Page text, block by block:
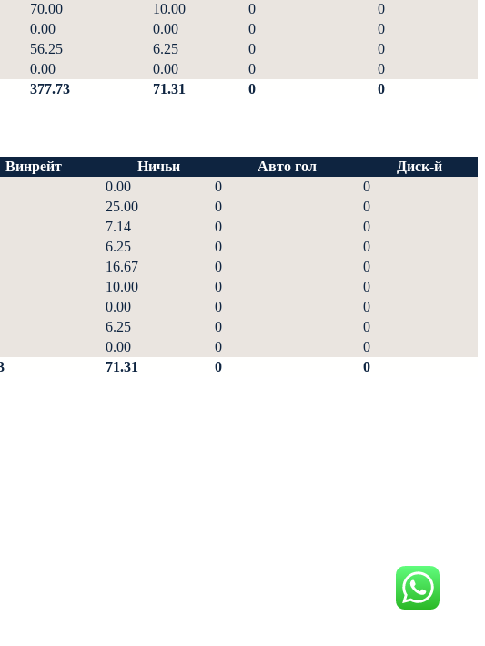
70.00 10.00 0
0
0.00 0.00 0
0
56.25 6.25 0
0
0.00 0.00 0
0
377.73 71.31 0 0
Винрейт Ничьи Авто гол
Диск-й
0.00 0
0
25.00 0
0
7.14 0
0
6.25 0
0
16.67 0
0
10.00 0
0
0.00 0
0
6.25 0
0
0.00 0
0
71.31 0 0